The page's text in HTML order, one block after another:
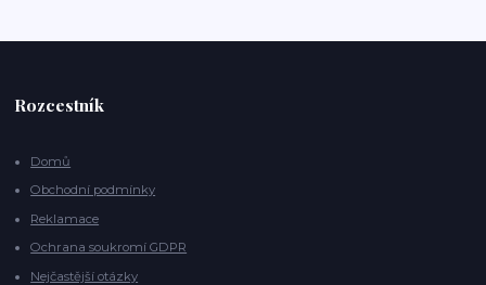
Rozcestník
Domů
Obchodní podmínky
Reklamace
Ochrana soukromí GDPR
Nejčastější otázky